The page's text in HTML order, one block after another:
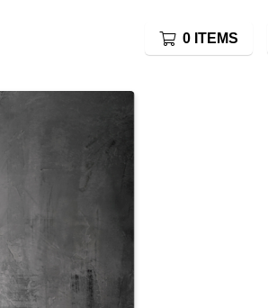
0 ITEMS